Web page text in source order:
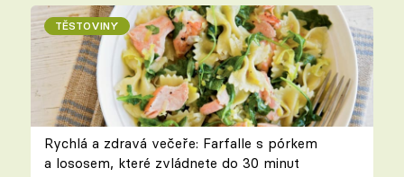
TĚSTOVINY
Rychlá a zdravá večeře: Farfalle s pórkem
a lososem, které zvládnete do 30 minut